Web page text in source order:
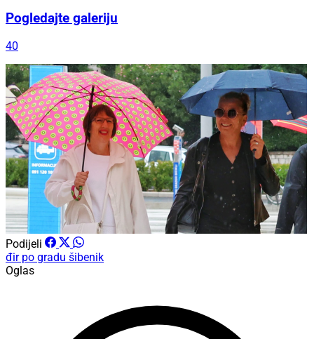
Pogledajte galeriju
40
Podijeli
đir po gradu šibenik
Oglas